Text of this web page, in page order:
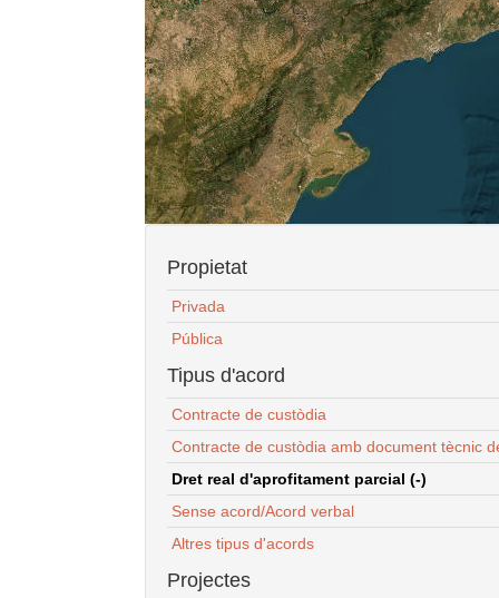
Propietat
Privada
Pública
Tipus d'acord
Contracte de custòdia
Contracte de custòdia amb document tècnic
Dret real d'aprofitament parcial (-)
Sense acord/Acord verbal
Altres tipus d'acords
Projectes